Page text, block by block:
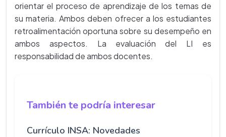
orientar el proceso de aprendizaje de los temas de
su materia. Ambos deben ofrecer a los estudiantes
retroalimentación oportuna sobre su desempeño en
ambos aspectos. La evaluación del LI es
responsabilidad de ambos docentes.
También te podría interesar
Currículo INSA: Novedades